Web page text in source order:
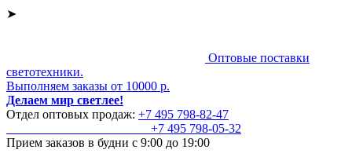
➤
Оптовые поставки
светотехники.
Выполняем заказы от 10000 р.
Делаем мир светлее!
Отдел оптовых продаж: +7 495 798-82-47
+7 495 798-05-32
Прием заказов в будни с 9:00 до 19:00